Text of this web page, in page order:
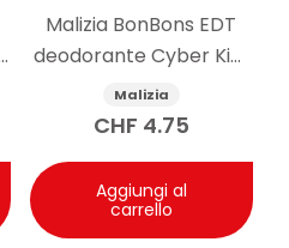
testato, testato per
Cromo e Cobalto inferiori a
in Italy.
Malizia BonBons EDT
deodorante Cyber Kiwi
75 ml
Malizia
CHF 4.75
Aggiungi al
carrello